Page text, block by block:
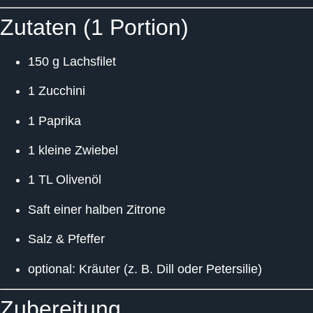
Zutaten (1 Portion)
150 g Lachsfilet
1 Zucchini
1 Paprika
1 kleine Zwiebel
1 TL Olivenöl
Saft einer halben Zitrone
Salz & Pfeffer
optional: Kräuter (z. B. Dill oder Petersilie)